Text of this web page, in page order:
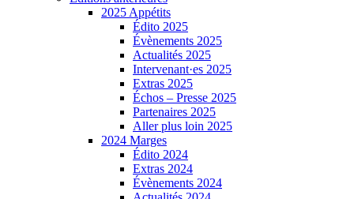
2025 Appétits
Édito 2025
Évènements 2025
Actualités 2025
Intervenant·es 2025
Extras 2025
Échos – Presse 2025
Partenaires 2025
Aller plus loin 2025
2024 Marges
Édito 2024
Extras 2024
Évènements 2024